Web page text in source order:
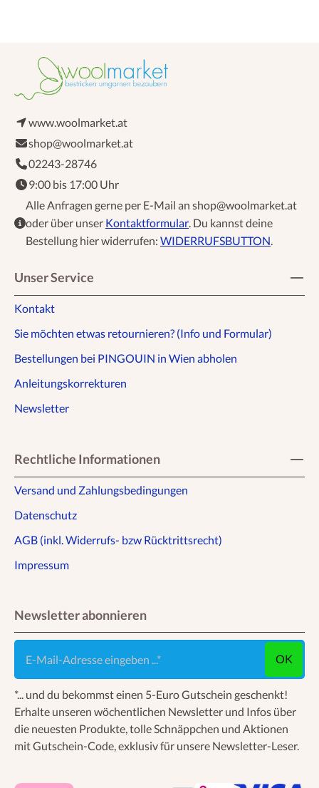
www.woolmarket.at
shop@woolmarket.at
02243-28746
9:00 bis 17:00 Uhr
Alle Anfragen gerne per E-Mail an shop@woolmarket.at
oder über unser Kontaktformular . Du kannst deine
Bestellung hier widerrufen: WIDERRUFSBUTTON
Unser Service
Kontakt
Sie möchten etwas retournieren? (Info und Formular)
Bestellungen bei PINGOUIN in Wien abholen
Anleitungskorrekturen
Newsletter
Rechtliche Informationen
Versand und Zahlungsbedingungen
Datenschutz
AGB (inkl. Widerrufs- bzw Rücktrittsrecht)
Impressum
Newsletter abonnieren
E-Mail-Adresse eingeben ...
OK
*... und du bekommst einen 5-Euro Gutschein geschenkt!
Erhalte unseren wöchentlichen Newsletter und Infos über
die neuesten Produkte, tolle Schnäppchen und Aktionen
mit Gutschein-Code, exklusiv für unsere Newsletter-Leser.